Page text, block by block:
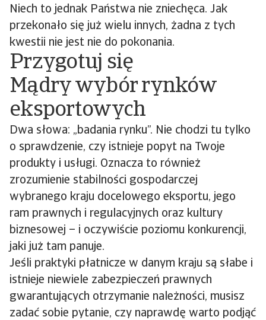
Niech to jednak Państwa nie zniechęca. Jak
przekonało się już wielu innych, żadna z tych
kwestii nie jest nie do pokonania.
Przygotuj się
Mądry wybór rynków
eksportowych
Dwa słowa: „badania rynku”. Nie chodzi tu tylko
o sprawdzenie, czy istnieje popyt na Twoje
produkty i usługi. Oznacza to również
zrozumienie stabilności gospodarczej
wybranego kraju docelowego eksportu, jego
ram prawnych i regulacyjnych oraz kultury
biznesowej – i oczywiście poziomu konkurencji,
jaki już tam panuje.
Jeśli praktyki płatnicze w danym kraju są słabe i
istnieje niewiele zabezpieczeń prawnych
gwarantujących otrzymanie należności, musisz
zadać sobie pytanie, czy naprawdę warto podjąć